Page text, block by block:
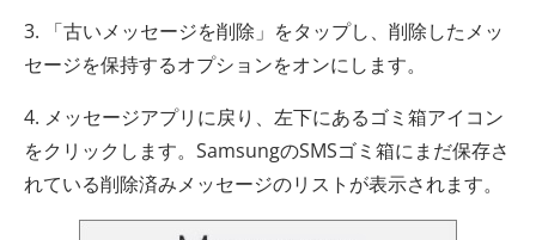
3. 「古いメッセージを削除」をタップし、削除したメッ
セージを保持するオプションをオンにします。
4. メッセージアプリに戻り、左下にあるゴミ箱アイコン
をクリックします。SamsungのSMSゴミ箱にまだ保存さ
れている削除済みメッセージのリストが表示されます。